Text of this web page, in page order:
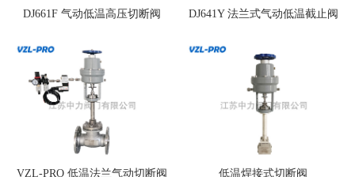
DJ661F 气动低温高压切断阀 DJ641Y 法兰式气动低温截止阀
VZL-PRO 低温法兰气动切断阀 低温焊接式切断阀